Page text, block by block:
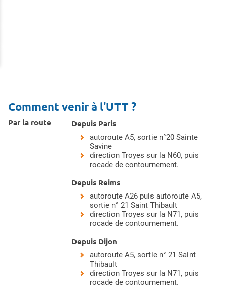
Comment venir à l'UTT ?
Par la route Depuis Paris
autoroute A5, sortie n°20 Sainte
Savine
direction Troyes sur la N60, puis
rocade de contournement.
Depuis Reims
autoroute A26 puis autoroute A5,
sortie n° 21 Saint Thibault
direction Troyes sur la N71, puis
rocade de contournement.
Depuis Dijon
autoroute A5, sortie n° 21 Saint
Thibault
direction Troyes sur la N71, puis
rocade de contournement.